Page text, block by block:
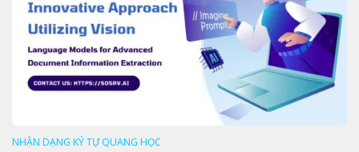
NHẬN DẠNG KÝ TỰ QUANG HỌC